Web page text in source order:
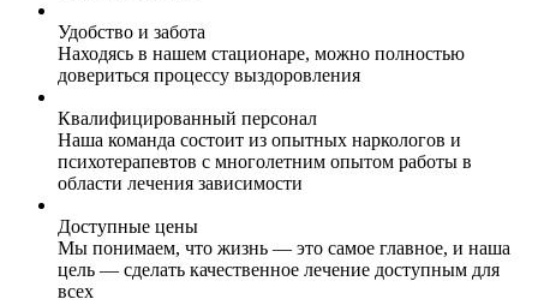
Удобство и забота
Находясь в нашем стационаре, можно полностью
довериться процессу выздоровления
Квалифицированный персонал
Наша команда состоит из опытных наркологов и
психотерапевтов с многолетним опытом работы в
области лечения зависимости
Доступные цены
Мы понимаем, что жизнь — это самое главное, и наша
цель — сделать качественное лечение доступным для
всех